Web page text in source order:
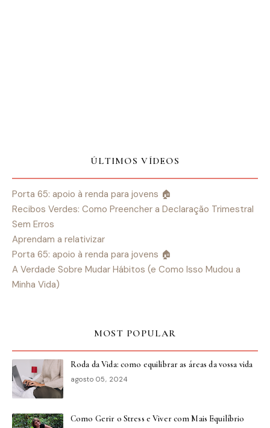
ÚLTIMOS VÍDEOS
Porta 65: apoio à renda para jovens 🏠
Recibos Verdes: Como Preencher a Declaração Trimestral
Sem Erros
Aprendam a relativizar
Porta 65: apoio à renda para jovens 🏠
A Verdade Sobre Mudar Hábitos (e Como Isso Mudou a
Minha Vida)
MOST POPULAR
Roda da Vida: como equilibrar as áreas da vossa vida
agosto 05, 2024
Como Gerir o Stress e Viver com Mais Equilíbrio